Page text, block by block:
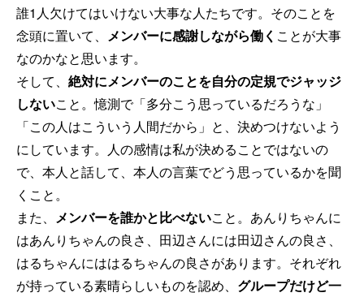
誰1人欠けてはいけない大事な人たちです。そのことを
念頭に置いて、 メンバーに感謝しながら働く ことが大事
なのかなと思います。
そして、 絶対にメンバーのことを自分の定規でジャッジ
しないこと。憶測で「多分こう思っているだろうな」
「この人はこういう人間だから」と、決めつけないよう
にしています。人の感情は私が決めることではないの
で、本人と話して、本人の言葉でどう思っているかを聞
くこと。
また、 メンバーを誰かと比べないこと。あんりちゃんに
はあんりちゃんの良さ、田辺さんには田辺さんの良さ、
はるちゃんにははるちゃんの良さがあります。それぞれ
が持っている素晴らしいものを認め、 グループだけど一